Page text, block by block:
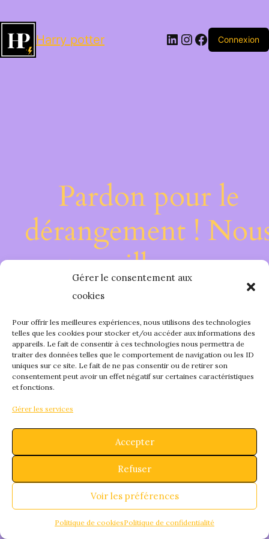
Gérer le consentement aux
cookies
Pour offrir les meilleures expériences, nous utilisons des technologies
telles que les cookies pour stocker et/ou accéder aux informations des
appareils. Le fait de consentir à ces technologies nous permettra de
traiter des données telles que le comportement de navigation ou les ID
uniques sur ce site. Le fait de ne pas consentir ou de retirer son
consentement peut avoir un effet négatif sur certaines caractéristiques
et fonctions.
Gérer les services
Accepter
Refuser
Voir les préférences
Politique de cookiesPolitique de confidentialité
Harry potter LinkedIn
Instagram
Facebook
Connexion
Pardon pour le
dérangement !
travaillons sur
quelque chose de
fantastique –
bientôt !